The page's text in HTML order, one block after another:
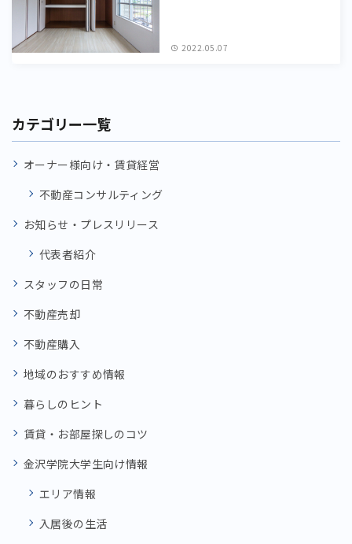
2022.05.07
カテゴリー一覧
オーナー様向け・賃貸経営
不動産コンサルティング
お知らせ・プレスリリース
代表者紹介
スタッフの日常
不動産売却
不動産購入
地域のおすすめ情報
暮らしのヒント
賃貸・お部屋探しのコツ
金沢学院大学生向け情報
エリア情報
入居後の生活